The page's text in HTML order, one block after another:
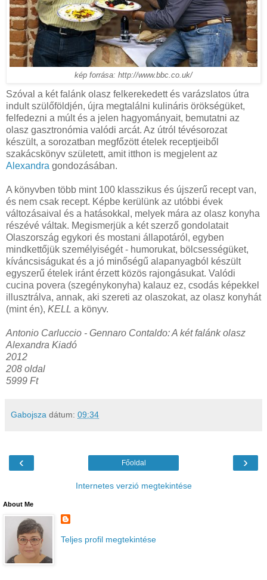
kép forrása: http://www.bbc.co.uk/
Szóval a két falánk olasz felkerekedett és varázslatos útra
indult szülőföldjén, újra megtalálni kulináris örökségüket,
felfedezni a múlt és a jelen hagyományait, bemutatni az
olasz gasztronómia valódi arcát. Az útról tévésorozat
készült, a sorozatban megfőzött ételek receptjeiből
szakácskönyv született, amit itthon is megjelent az
Alexandra gondozásában.
A könyvben több mint 100 klasszikus és újszerű recept van,
és nem csak recept. Képbe kerülünk az utóbbi évek
változásaival és a hatásokkal, melyek mára az olasz konyha
részévé váltak. Megismerjük a két szerző gondolatait
Olaszország egykori és mostani állapotáról, egyben
mindkettőjük személyiségét - humorukat, bölcsességüket,
kíváncsiságukat és a jó minőségű alapanyagból készült
egyszerű ételek iránt érzett közös rajongásukat. Valódi
cucina povera (szegénykonyha) kalauz ez, csodás képekkel
illusztrálva, annak, aki szereti az olaszokat, az olasz konyhát
(mint én), KELL a könyv.
Antonio Carluccio - Gennaro Contaldo: A két falánk olasz
Alexandra Kiadó
2012
208 oldal
5999 Ft
Gabojsza dátum: 09:34
‹ ›
Főoldal
Internetes verzió megtekintése
About Me
Teljes profil megtekintése